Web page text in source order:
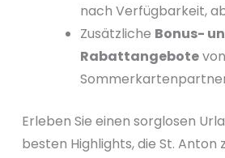
nach Verfügbarkeit,
Zusätzliche Bonus-
Rabattangebotevon
Erleben Sie einen sorglosen
besten Highlights, die St. Anton